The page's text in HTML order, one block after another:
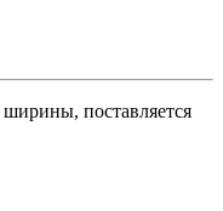
поставляется